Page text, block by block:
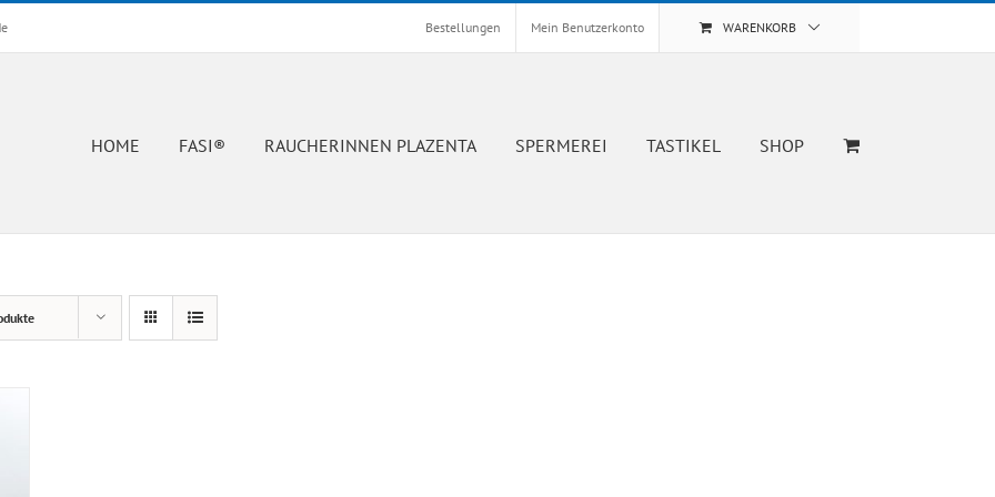
Bestellungen Mein Benutzerkonto WARENKORB
HOME FASI® RAUCHERINNEN PLAZENTA SPERMEREI TASTIKEL SHOP